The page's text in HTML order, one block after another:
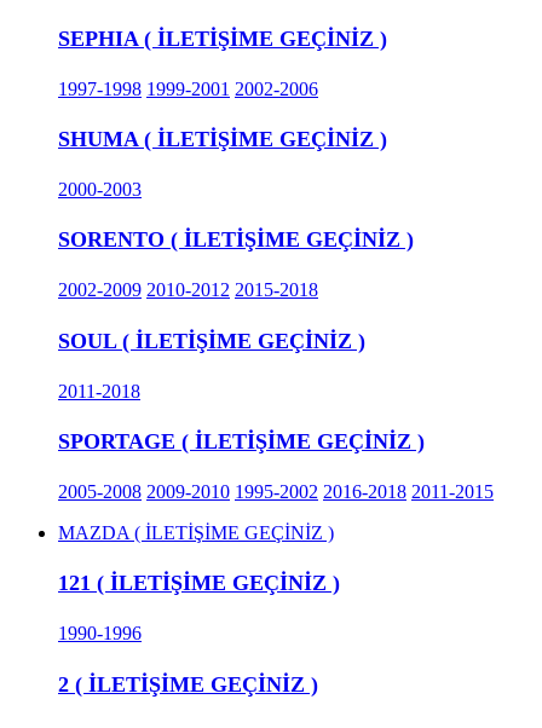
SEPHIA ( İLETİŞİME GEÇİNİZ )
1997-1998 1999-2001 2002-2006
SHUMA ( İLETİŞİME GEÇİNİZ )
2000-2003
SORENTO ( İLETİŞİME GEÇİNİZ )
2002-2009 2010-2012 2015-2018
SOUL ( İLETİŞİME GEÇİNİZ )
2011-2018
SPORTAGE ( İLETİŞİME GEÇİNİZ )
2005-2008 2009-2010 1995-2002 2016-2018 2011-2015
MAZDA ( İLETİŞİME GEÇİNİZ )
121 ( İLETİŞİME GEÇİNİZ )
1990-1996
2 ( İLETİŞİME GEÇİNİZ )